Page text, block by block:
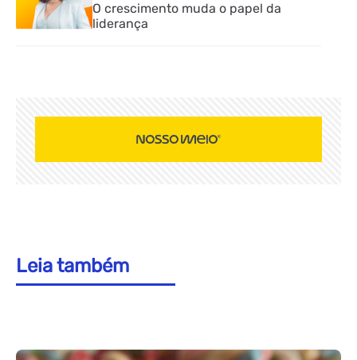
O crescimento muda o papel da
liderança
Leia também